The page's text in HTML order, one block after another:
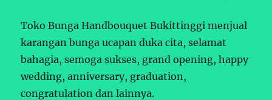
Toko Bunga Handbouquet Bukittinggi menjual
karangan bunga ucapan duka cita, selamat
bahagia, semoga sukses, grand opening, happy
wedding, anniversary, graduation,
congratulation dan lainnya.